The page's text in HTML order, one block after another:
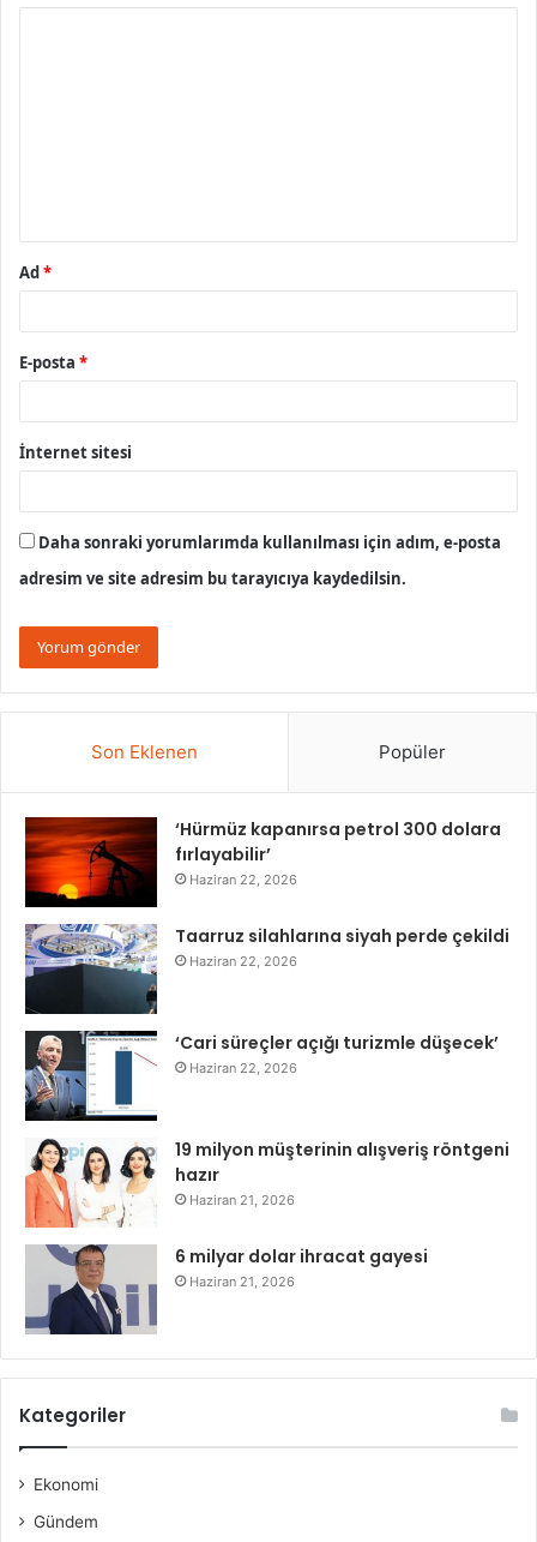
Ad*
E-posta *
İnternet sitesi
Daha sonraki yorumlarımda kullanılması için adım, e-posta
adresim ve site adresim bu tarayıcıya kaydedilsin.
Son Eklenen Popüler
‘Hürmüz kapanırsa petrol 300 dolara
fırlayabilir’
Haziran 22, 2026
Taarruz silahlarına siyah perde çekildi
Haziran 22, 2026
‘Cari süreçler açığı turizmle düşecek’
Haziran 22, 2026
19 milyon müşterinin alışveriş röntgeni
hazır
Haziran 21, 2026
6 milyar dolar ihracat gayesi
Haziran 21, 2026
Kategoriler
Ekonomi
Gündem